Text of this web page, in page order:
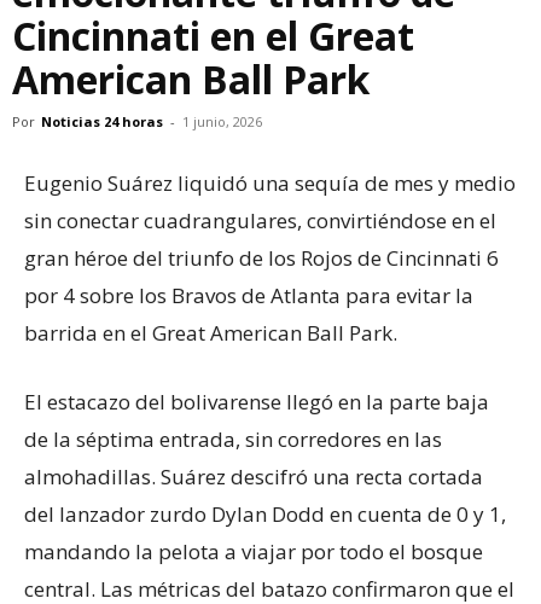
Cincinnati en el Great
American Ball Park
Por Noticias 24 horas - 1 junio, 2026
Eugenio Suárez liquidó una sequía de mes y medio
sin conectar cuadrangulares, convirtiéndose en el
gran héroe del triunfo de los Rojos de Cincinnati 6
por 4 sobre los Bravos de Atlanta para evitar la
barrida en el Great American Ball Park.
El estacazo del bolivarense llegó en la parte baja
de la séptima entrada, sin corredores en las
almohadillas. Suárez descifró una recta cortada
del lanzador zurdo Dylan Dodd en cuenta de 0 y 1,
mandando la pelota a viajar por todo el bosque
central. Las métricas del batazo confirmaron que el